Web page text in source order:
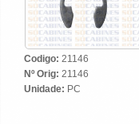
Codigo: 21146
Nº Orig: 21146
Unidade: PC